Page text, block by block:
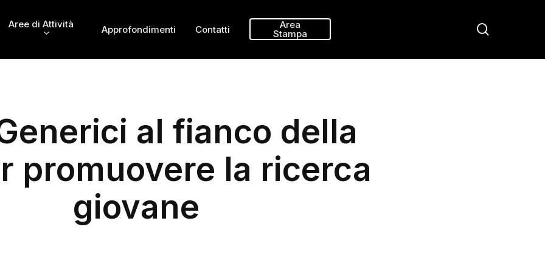
Aree di Attività Approfondimenti Contatti Area
Stampa
al fianco della
promuovere la ricerca
giovane